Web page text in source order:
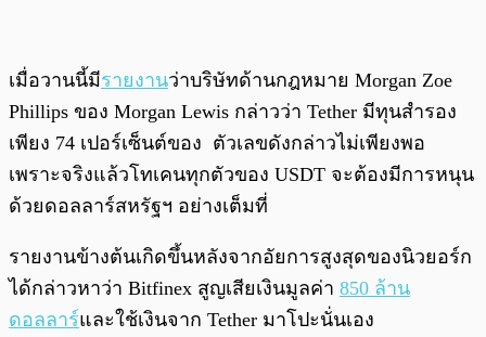
เมื่อวานนี้มีรายงานว่าบริษัทด้านกฎหมาย Morgan Zoe
Phillips ของ Morgan Lewis กล่าวว่า Tether มีทุนสำรอง
เพียง 74 เปอร์เซ็นต์ของ ตัวเลขดังกล่าวไม่เพียงพอ
เพราะจริงแล้วโทเคนทุกตัวของ USDT จะต้องมีการหนุน
ด้วยดอลลาร์สหรัฐฯ อย่างเต็มที่
รายงานข้างต้นเกิดขึ้นหลังจากอัยการสูงสุดของนิวยอร์ก
ได้กล่าวหาว่า Bitfinex สูญเสียเงินมูลค่า 850 ล้าน
ดอลลาร์และใช้เงินจาก Tether มาโปะนั่นเอง